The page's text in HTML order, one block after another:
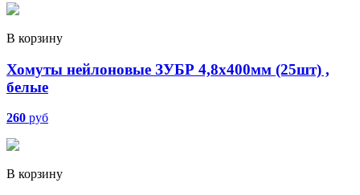
В корзину
Хомуты нейлоновые ЗУБР 4,8х400мм (25шт) ,
белые
260 руб
В корзину